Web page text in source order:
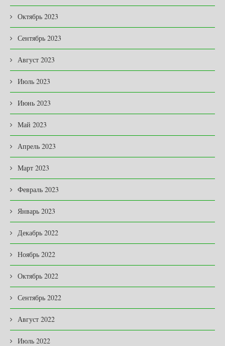
Октябрь 2023
Сентябрь 2023
Август 2023
Июль 2023
Июнь 2023
Май 2023
Апрель 2023
Март 2023
Февраль 2023
Январь 2023
Декабрь 2022
Ноябрь 2022
Октябрь 2022
Сентябрь 2022
Август 2022
Июль 2022